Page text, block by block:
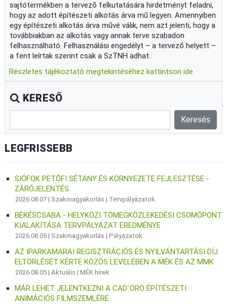
sajtótermékben a tervező felkutatására hirdetményt feladni,
hogy az adott építészeti alkotás árva mű legyen. Amennyiben
egy építészeti alkotás árva művé válik, nem azt jelenti, hogy a
továbbiakban az alkotás vagy annak terve szabadon
felhasználható. Felhasználási engedélyt – a tervező helyett –
a fent leírtak szerint csak a SzTNH adhat.
Részletes tájékoztató megtekintéséhez kattintson ide
KERESŐ
LEGFRISSEBB
SIÓFOK PETŐFI SÉTÁNY ÉS KÖRNYEZETE FEJLESZTÉSE -
ZÁRÓJELENTÉS
2026.08.07 | Szakmagyakorlás | Tervpályázatok
BÉKÉSCSABA - HELYKÖZI TÖMEGKÖZLEKEDÉSI CSOMÓPONT
KIALAKÍTÁSA TERVPÁLYÁZAT EREDMÉNYE
2026.08.05 | Szakmagyakorlás |Pályázatok
AZ IPARKAMARAI REGISZTRÁCIÓS ÉS NYILVÁNTARTÁSI DÍJ
ELTÖRLÉSÉT KÉRTE KÖZÖS LEVELÉBEN A MÉK ÉS AZ MMK
2026.08.05 |Aktuális |MÉK hírek
MÁR LEHET JELENTKEZNI A CAD`ORO ÉPÍTÉSZETI
ANIMÁCIÓS FILMSZEMLÉRE